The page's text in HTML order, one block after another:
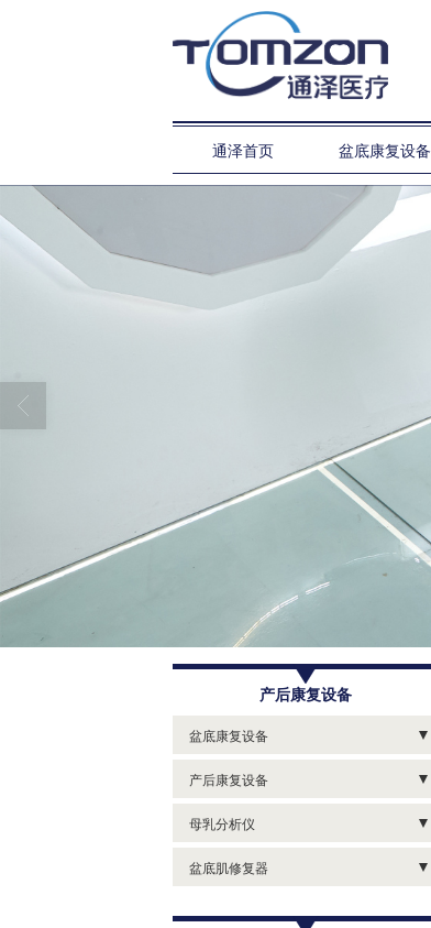
通泽首页 盆底康复设备
产后康复设备
盆底康复设备
便携式盆底康复治疗仪
盆底康复治疗仪
产后康复设备
乳房聚声炮
产后康复腹直肌分离电极片
母乳分析仪
母乳检测仪
盆底肌修复器